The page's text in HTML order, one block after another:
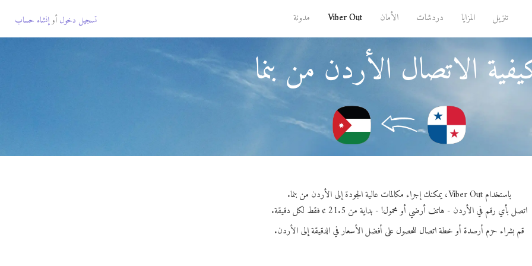
تنزيل المزايا دردشات الأمان Viber Out مدونة تسجيل دخول أوإنشاء حساب
الاتصال الأردن من بنما
باستخدام Viber Out، يمكنك إجراء مكالمات عالية الجودة إلى الأردن من بنما.
اتصل بأي رقم في الأردن - هاتف أرضي أو محمول! - بداية من 21.5 ¢ فقط لكل دقيقة.
قم بشراء حزم أرصدة أو خطة اتصال للحصول على أفضل الأسعار في الدقيقة إلى الأردن.